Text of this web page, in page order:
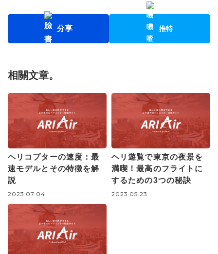
分享 推特
相關文章。
ヘリコプターの速度：最
速モデルとその特徴を解
説
2023.07.04
ヘリ遊覧で東京の夜景を
満喫！最高のフライトに
するための3つの秘訣
2023.05.23